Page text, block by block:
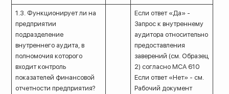
1.3. Функционирует ли на
предприятии
подразделение
внутреннего аудита, в
полномочия которого
входит контроль
показателей финансовой
отчетности предприятия?
Если ответ «Да» -
Запрос к внутреннему
аудитора относительно
предоставления
заверений (см. Образец
2) согласно МСА 610
Если ответ «Нет» - см.
Рабочий документ